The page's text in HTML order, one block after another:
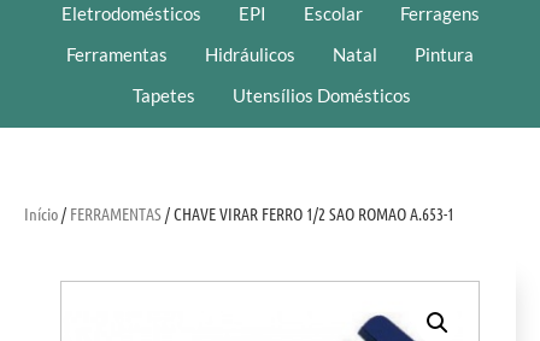
Eletrodomésticos
EPI Escolar
Ferragens
Ferramentas
Hidráulicos Natal
Pintura
Tapetes
Utensílios Domésticos
Início/ FERRAMENTAS/ CHAVE VIRAR FERRO 1/2 SAO ROMAO A.653-1